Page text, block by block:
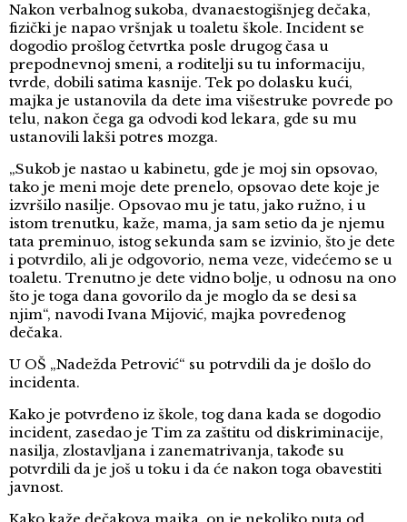
Nakon verbalnog sukoba, dvanaestogišnjeg dečaka,
fizički je napao vršnjak u toaletu škole. Incident se
dogodio prošlog četvrtka posle drugog časa u
prepodnevnoj smeni, a roditelji su tu informaciju,
tvrde, dobili satima kasnije. Tek po dolasku kući,
majka je ustanovila da dete ima višestruke povrede po
telu, nakon čega ga odvodi kod lekara, gde su mu
ustanovili lakši potres mozga.
„Sukob je nastao u kabinetu, gde je moj sin opsovao,
tako je meni moje dete prenelo, opsovao dete koje je
izvršilo nasilje. Opsovao mu je tatu, jako ružno, i u
istom trenutku, kaže, mama, ja sam setio da je njemu
tata preminuo, istog sekunda sam se izvinio, što je dete
i potvrdilo, ali je odgovorio, nema veze, videćemo se u
toaletu. Trenutno je dete vidno bolje, u odnosu na ono
što je toga dana govorilo da je moglo da se desi sa
njim“, navodi Ivana Mijović, majka povređenog
dečaka.
U OŠ „Nadežda Petrović“ su potrvdili da je došlo do
incidenta.
Kako je potvrđeno iz škole, tog dana kada se dogodio
incident, zasedao je Tim za zaštitu od diskriminacije,
nasilja, zlostavljana i zanematrivanja, takođe su
potvrdili da je još u toku i da će nakon toga obavestiti
javnost.